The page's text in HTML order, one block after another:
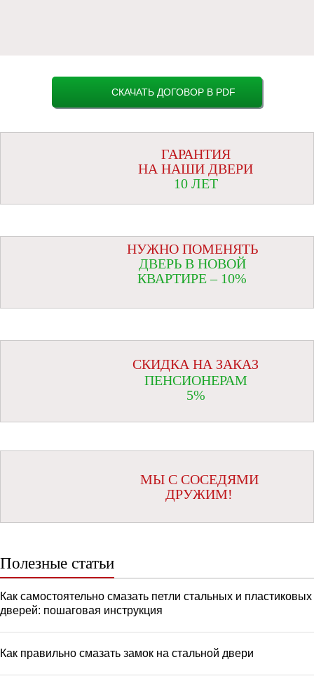
СКАЧАТЬ ДОГОВОР В PDF
ГАРАНТИЯ
НА НАШИ ДВЕРИ
10 ЛЕТ
НУЖНО ПОМЕНЯТЬ
ДВЕРЬ В НОВОЙ
КВАРТИРЕ – 10%
СКИДКА НА ЗАКАЗ
ПЕНСИОНЕРАМ
5%
МЫ С СОСЕДЯМИ
ДРУЖИМ!
Полезные статьи
Как самостоятельно смазать петли стальных и пластиковых
дверей: пошаговая инструкция
Как правильно смазать замок на стальной двери